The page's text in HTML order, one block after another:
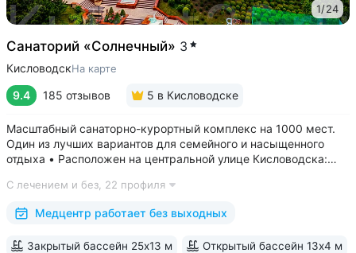
1/24
Санаторий «Солнечный» 3
КисловодскНа карте
9.4 185 отзывов 5 в Кисловодске
Масштабный санаторно-курортный комплекс на 1000 мест.
Один из лучших вариантов для семейного и насыщенного
отдыха • Расположен на центральной улице Кисловодска:
за 15 минут • Бесплатный трансфер до Курортного парка
и основных достопримечательностей...
С лечением и без, 22 профиля
Медцентр работает без выходных
Закрытый бассейн 25х13 м Открытый бассейн 13x4 м